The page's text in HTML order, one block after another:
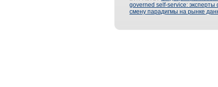
governed self-service: эксперты
смену парадигмы на рынке